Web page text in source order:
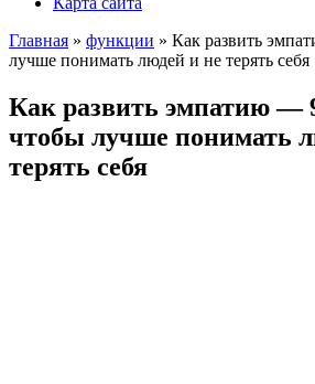
Главная » функции » Как развить
лучше понимать людей и не терять себя
Как развить эмпатию —
чтобы лучше понимать
терять себя